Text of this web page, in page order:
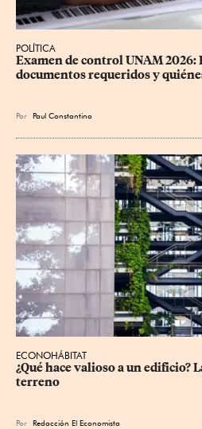
POLÍTICA
Examen de control UNAM 2026:
documentos requeridos y
Por Paul Constantino
ECONOHÁBITAT
¿Qué hace valioso a un edificio?
terreno
Por Redacción El Economista